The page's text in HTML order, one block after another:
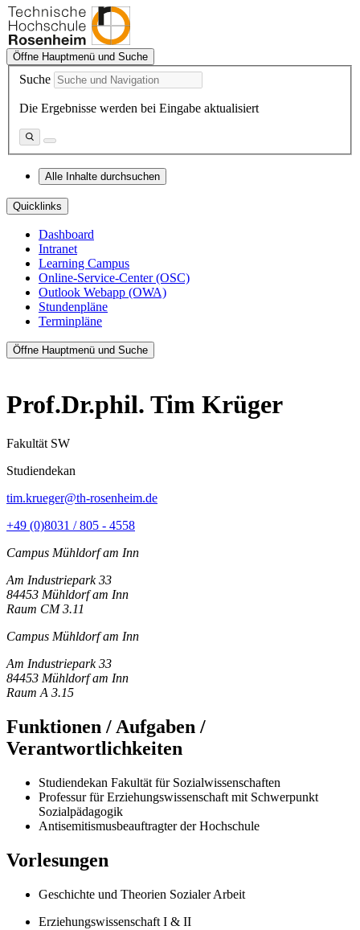
Öffne Hauptmenü und Suche
Suche
Die Ergebnisse werden bei Eingabe aktualisiert
Alle Inhalte durchsuchen
Quicklinks
Dashboard
Intranet
Learning Campus
Online-Service-Center (OSC)
Outlook Webapp (OWA)
Stundenpläne
Terminpläne
Öffne Hauptmenü und Suche
Prof.Dr.phil. Tim Krüger
Fakultät SW
Studiendekan
tim.krueger@th-rosenheim.de
+49 (0)8031 / 805 - 4558
Campus Mühldorf am Inn
Am Industriepark 33
84453 Mühldorf am Inn
Raum CM 3.11
Campus Mühldorf am Inn
Am Industriepark 33
84453 Mühldorf am Inn
Raum A 3.15
Funktionen / Aufgaben /
Verantwortlichkeiten
Studiendekan Fakultät für Sozialwissenschaften
Professur für Erziehungswissenschaft mit Schwerpunkt
Sozialpädagogik
Antisemitismusbeauftragter der Hochschule
Vorlesungen
Geschichte und Theorien Sozialer Arbeit
Erziehungswissenschaft I & II